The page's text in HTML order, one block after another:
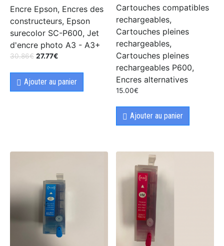
Encre Epson, Encres des
constructeurs, Epson
surecolor SC-P600, Jet
d'encre photo A3 - A3+
30.86€ 27.77€
Ajouter au panier
Cartouches compatibles
rechargeables,
Cartouches pleines
rechargeables,
Cartouches pleines
rechargeables P600,
Encres alternatives
15.00€
Ajouter au panier